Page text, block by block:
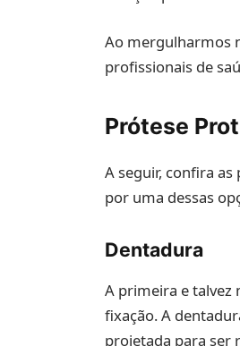
Ao mergulharmos
profissionais de
Prótese
A seguir, confira
por uma dessas
Dentadura
A primeira e talvez
fixação. A
projetada para ser